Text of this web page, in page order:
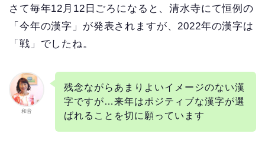
さて毎年12月12日ごろになると、清水寺にて恒例の
「今年の漢字」 が発表されますが、2022年の漢字は
「戦」でしたね。
和音
残念ながらあまりよいイメージのない漢
字ですが…来年はポジティブな漢字が選
ばれることを切に願っています